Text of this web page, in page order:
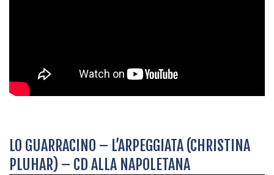
LO GUARRACINO – L’ARPEGGIATA (CHRISTINA
PLUHAR) – CD ALLA NAPOLETANA